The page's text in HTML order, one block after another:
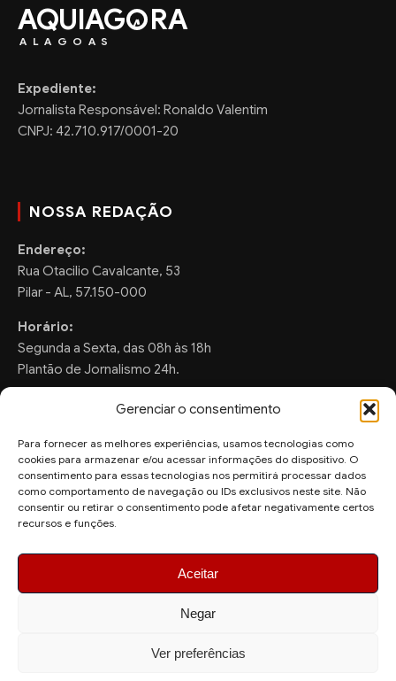
Gerenciar o consentimento
Para fornecer as melhores experiências, usamos tecnologias como
cookies para armazenar e/ou acessar informações do dispositivo. O
consentimento para essas tecnologias nos permitirá processar dados
como comportamento de navegação ou IDs exclusivos neste site. Não
consentir ou retirar o consentimento pode afetar negativamente certos
recursos e funções.
Aceitar
Negar
Ver preferências
AQUIAG RA
ALAGOAS
Expediente:
Jornalista Responsável: Ronaldo Valentim
CNPJ: 42.710.917/0001-20
NOSSA REDAÇÃO
Endereço:
Rua Otacilio Cavalcante, 53
Pilar - AL, 57.150-000
Horário:
Segunda a Sexta, das 08h às 18h
Plantão de Jornalismo 24h.
FALE CONOSCO
Sugestões de Pauta:
ronaldo.valentim150@gmail.com
© 2026 AquiAgora - Todos os direitos reservados.